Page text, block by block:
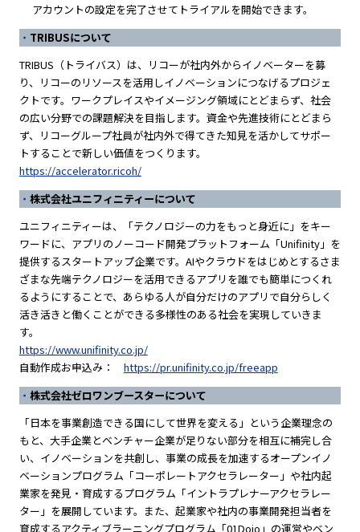
アカウントの設定を完了させてトライアルを開始できます。
TRIBUSについて
TRIBUS（トライバス）は、リコーが社内外からイノベーターを募
り、リコーのリソースを活用しイノベーションにつなげるプロジェ
クトです。ワークプレイスやイメージング領域にとどまらず、社会
の広い分野での課題解決を目指します。資金や先進技術にとどまら
ず、リコーグループ社員が社内外で得てきた知見を活かしてサポー
トすることで新しい価値をつくります。
https://accelerator.ricoh/
株式会社ユニフィニティーについて
ユニフィニティーは、「テクノロジーの力をもっと身近に」をキー
ワードに、アプリのノーコード開発プラットフォーム「Unifinity」を
提供するスタートアップ企業です。AIやクラウドをはじめとするさま
ざまな先端テクノロジーを活用できるアプリを誰でも簡単につくれ
るようにすることで、あらゆる人が自分だけのアプリで自分らしく
活き活きと働くことができる多様性のある社会を実現していきま
す。
https://www.unifinity.co.jp/
自動作成お申込み： https://pr.unifinity.co.jp/freeapp
株式会社ゼロワンブースターについて
「日本を事業創造できる国にして世界を変える」という企業理念の
もと、大手企業とベンチャー企業が足りない部分を相互に補完し合
い、イノベーションを共創し、事業の成長を加速するオープンイノ
ベーションプログラム「コーポレートアクセラレーター」や社内起
業家を発見・育成するプログラム「イントラプレナーアクセラレー
ター」を展開しています。また、起業家や社内の事業開発担当者を
育成するアクティブラーニングプログラム「01Dojo」の運営やベン